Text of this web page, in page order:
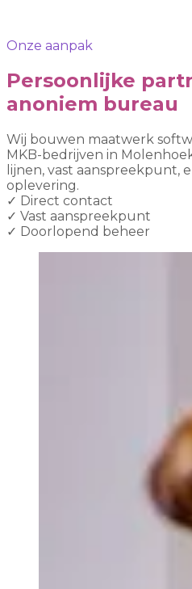
Onze aanpak
Persoonlijke
anoniem bureau
Wij bouwen maatwerk
MKB-bedrijven in
lijnen, vast aanspreekpunt,
oplevering.
✓ Direct contact
✓ Vast aanspreekpunt
✓ Doorlopend beheer